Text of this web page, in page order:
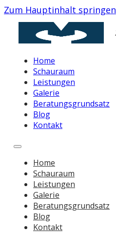
Zum Hauptinhalt springen
Home
Schauraum
Leistungen
Galerie
Beratungsgrundsatz
Blog
Kontakt
Home
Schauraum
Leistungen
Galerie
Beratungsgrundsatz
Blog
Kontakt